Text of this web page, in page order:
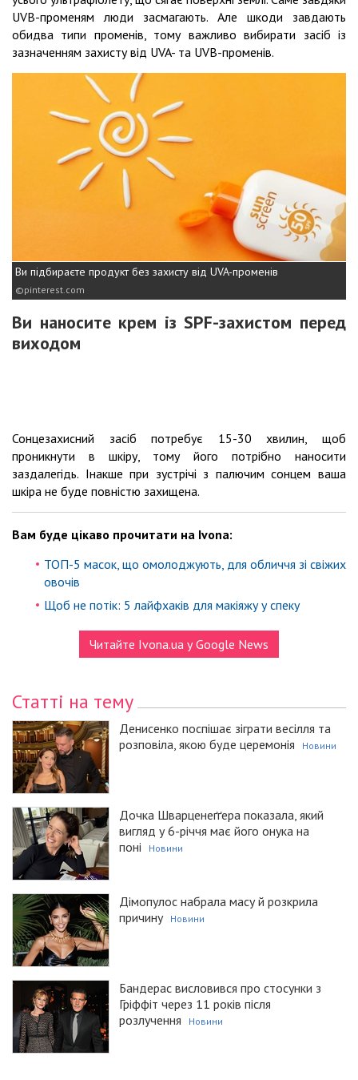
UVB-променям люди засмагають. Але шкоди завдають
обидва типи променів, тому важливо вибирати засіб із
зазначенням захисту від UVA- та UVB-променів.
Ви підбираєте продукт без захисту від UVA-променів
pinterest.com
Ви наносите крем із SPF-захистом перед
виходом
Сонцезахисний засіб потребує 15-30 хвилин, щоб
проникнути в шкіру, тому його потрібно наносити
заздалегідь. Інакше при зустрічі з палючим сонцем ваша
шкіра не буде повністю захищена.
Вам буде цікаво прочитати на Ivona:
ТОП-5 масок, що омолоджують, для обличчя зі свіжих
овочів
Щоб не потік: 5 лайфхаків для макіяжу у спеку
Читайте Ivona.ua у Google News
Статті на тему
Денисенко поспішає зіграти весілля та
розповіла, якою буде церемонія
Новини
Дочка Шварценеґґера показала, який
вигляд у 6-річчя має його онука на
поні
Новини
Дімопулос набрала масу й розкрила
причину
Новини
Бандерас висловився про стосунки з
Гріффіт через 11 років після
розлучення
Новини